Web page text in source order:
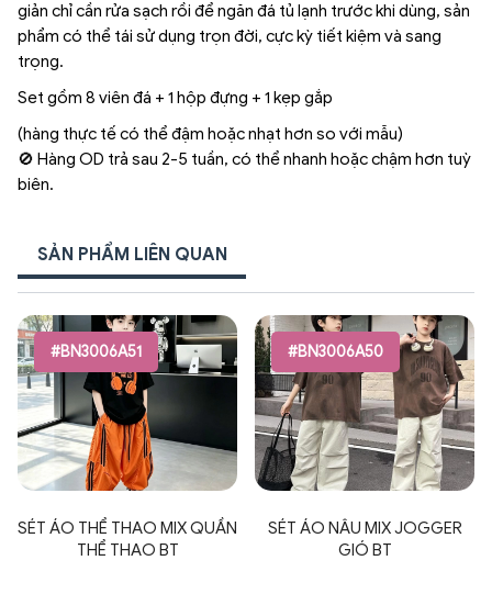
giản chỉ cần rửa sạch rồi để ngăn đá tủ lạnh trước khi dùng, sản
phẩm có thể tái sử dụng trọn đời, cực kỳ tiết kiệm và sang
trọng.
Set gồm 8 viên đá + 1 hộp đựng + 1 kẹp gắp
(hàng thực tế có thể đậm hoặc nhạt hơn so với mẫu)
🚫 Hàng OD trả sau 2-5 tuần, có thể nhanh hoặc chậm hơn tuỳ
biên.
SẢN PHẨM LIÊN QUAN
#BN3006A51
SÉT ÁO THỂ THAO MIX QUẦN
THỂ THAO BT
#BN3006A50
SÉT ÁO NÂU MIX JOGGER
GIÓ BT